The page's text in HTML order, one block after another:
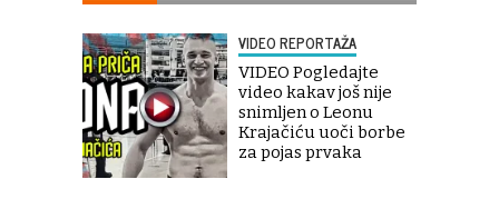
VIDEO REPORTAŽA
VIDEO Pogledajte
video kakav još nije
snimljen o Leonu
Krajačiću uoči borbe
za pojas prvaka